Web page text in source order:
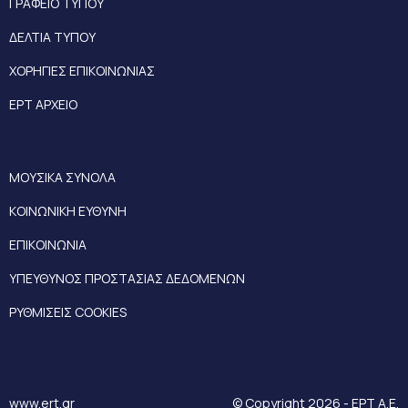
ΔΕΛΤΙΑ ΤΥΠΟΥ
ΧΟΡΗΓΙΕΣ ΕΠΙΚΟΙΝΩΝΙΑΣ
ΕΡΤ ΑΡΧΕΙΟ
ΜΟΥΣΙΚΑ ΣΥΝΟΛΑ
ΚΟΙΝΩΝΙΚΗ ΕΥΘΥΝΗ
ΕΠΙΚΟΙΝΩΝΙΑ
ΥΠΕΥΘΥΝΟΣ ΠΡΟΣΤΑΣΙΑΣ ΔΕΔΟΜΕΝΩΝ
ΡΥΘΜΙΣΕΙΣ COOKIES
www.ert.gr © Copyright 2026 - ΕΡΤ Α.Ε.